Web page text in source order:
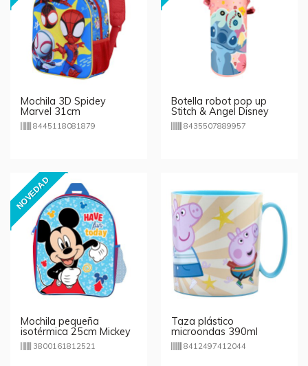
Mochila 3D Spidey
Marvel 31cm
8445118081879
Botella robot pop up
Stitch & Angel Disney
600ml
8435507889957
NOVEDAD
Mochila pequeña
isotérmica 25cm Mickey
Mouse
3800161812521
Taza plástico
microondas 390ml
Peppa Pig Friends
8412497412044